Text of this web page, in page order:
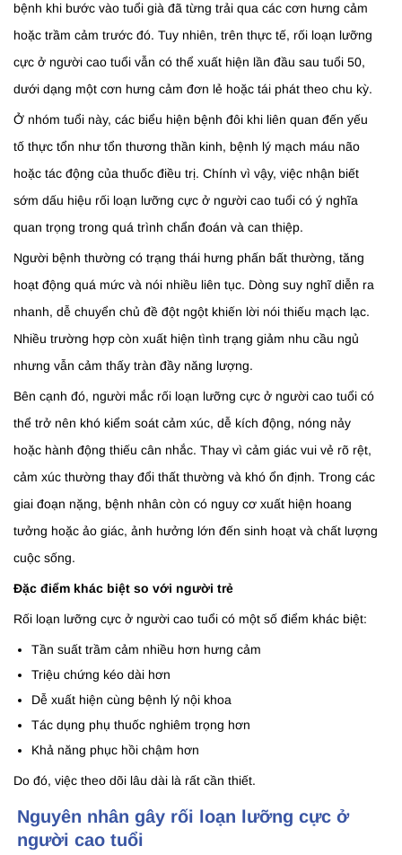
bệnh khi bước vào tuổi già đã từng trải qua các cơn hưng cảm
hoặc trầm cảm trước đó. Tuy nhiên, trên thực tế, rối loạn lưỡng
cực ở người cao tuổi vẫn có thể xuất hiện lần đầu sau tuổi 50,
dưới dạng một cơn hưng cảm đơn lẻ hoặc tái phát theo chu kỳ.
Ở nhóm tuổi này, các biểu hiện bệnh đôi khi liên quan đến yếu
tố thực tổn như tổn thương thần kinh, bệnh lý mạch máu não
hoặc tác động của thuốc điều trị. Chính vì vậy, việc nhận biết
sớm dấu hiệu rối loạn lưỡng cực ở người cao tuổi có ý nghĩa
quan trọng trong quá trình chẩn đoán và can thiệp.
Người bệnh thường có trạng thái hưng phấn bất thường, tăng
hoạt động quá mức và nói nhiều liên tục. Dòng suy nghĩ diễn ra
nhanh, dễ chuyển chủ đề đột ngột khiến lời nói thiếu mạch lạc.
Nhiều trường hợp còn xuất hiện tình trạng giảm nhu cầu ngủ
nhưng vẫn cảm thấy tràn đầy năng lượng.
Bên cạnh đó, người mắc rối loạn lưỡng cực ở người cao tuổi có
thể trở nên khó kiểm soát cảm xúc, dễ kích động, nóng nảy
hoặc hành động thiếu cân nhắc. Thay vì cảm giác vui vẻ rõ rệt,
cảm xúc thường thay đổi thất thường và khó ổn định. Trong các
giai đoạn nặng, bệnh nhân còn có nguy cơ xuất hiện hoang
tưởng hoặc ảo giác, ảnh hưởng lớn đến sinh hoạt và chất lượng
cuộc sống.
Đặc điểm khác biệt so với người trẻ
Rối loạn lưỡng cực ở người cao tuổi có một số điểm khác biệt:
Tần suất trầm cảm nhiều hơn hưng cảm
Triệu chứng kéo dài hơn
Dễ xuất hiện cùng bệnh lý nội khoa
Tác dụng phụ thuốc nghiêm trọng hơn
Khả năng phục hồi chậm hơn
Do đó, việc theo dõi lâu dài là rất cần thiết.
Nguyên nhân gây rối loạn lưỡng cực ở
người cao tuổi